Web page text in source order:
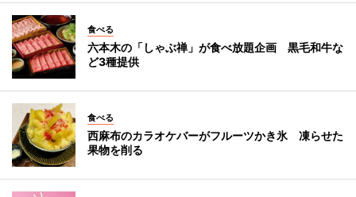
食べる
六本木の「しゃぶ禅」が食べ放題企画 黒毛和牛な
ど3種提供
食べる
西麻布のカラオケバーがフルーツかき氷 凍らせた
果物を削る